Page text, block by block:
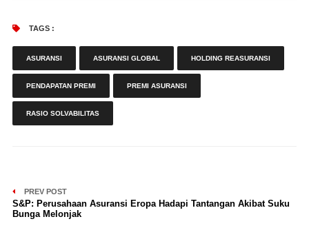
TAGS :
ASURANSI ASURANSI GLOBAL HOLDING REASURANSI
PENDAPATAN PREMI PREMI ASURANSI
RASIO SOLVABILITAS
PREV POST
S&P: Perusahaan Asuransi Eropa Hadapi Tantangan Akibat Suku
Bunga Melonjak